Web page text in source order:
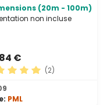
(20m - 100m)
non incluse
€
moyenne de 5 sur 5
(2)
PML